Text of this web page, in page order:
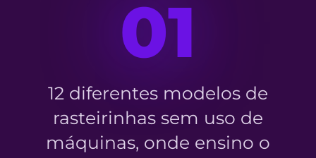
01
12 diferentes modelos de
rasteirinhas sem uso de
máquinas, onde ensino o